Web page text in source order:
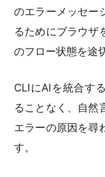
のエラーメッセー
るためにブラウザ
のフロー状態を途
CLIにAIを統合す
ることなく、自然
エラーの原因を尋
す。